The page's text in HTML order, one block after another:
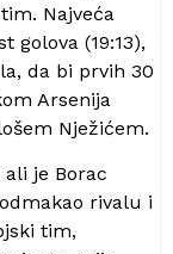
Najveća
golova (19:13),
da bi prvih 30
Arsenija
Nježićem.
ali je Borac
rivalu i
tim,